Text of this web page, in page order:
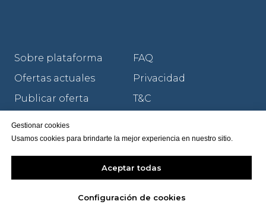
Gestionar cookies
Usamos cookies para brindarte la mejor experiencia en nuestro sitio.
Aceptar todas
Configuración de cookies
Sobre plataforma
Ofertas actuales
Publicar oferta
Nuestro blog
FAQ
Privacidad
T&C
Aviso Legal